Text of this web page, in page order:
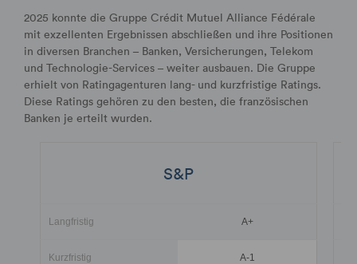
2025 konnte die Gruppe Crédit Mutuel Alliance Fédérale
mit exzellenten Ergebnissen abschließen und ihre Positionen
in diversen Branchen – Banken, Versicherungen, Telekom
und Technologie-Services – weiter ausbauen. Die Gruppe
erhielt von Ratingagenturen lang- und kurzfristige Ratings.
Diese Ratings gehören zu den besten, die französischen
Banken je erteilt wurden.
S&P
Langfristig A+
Kurzfristig A-1